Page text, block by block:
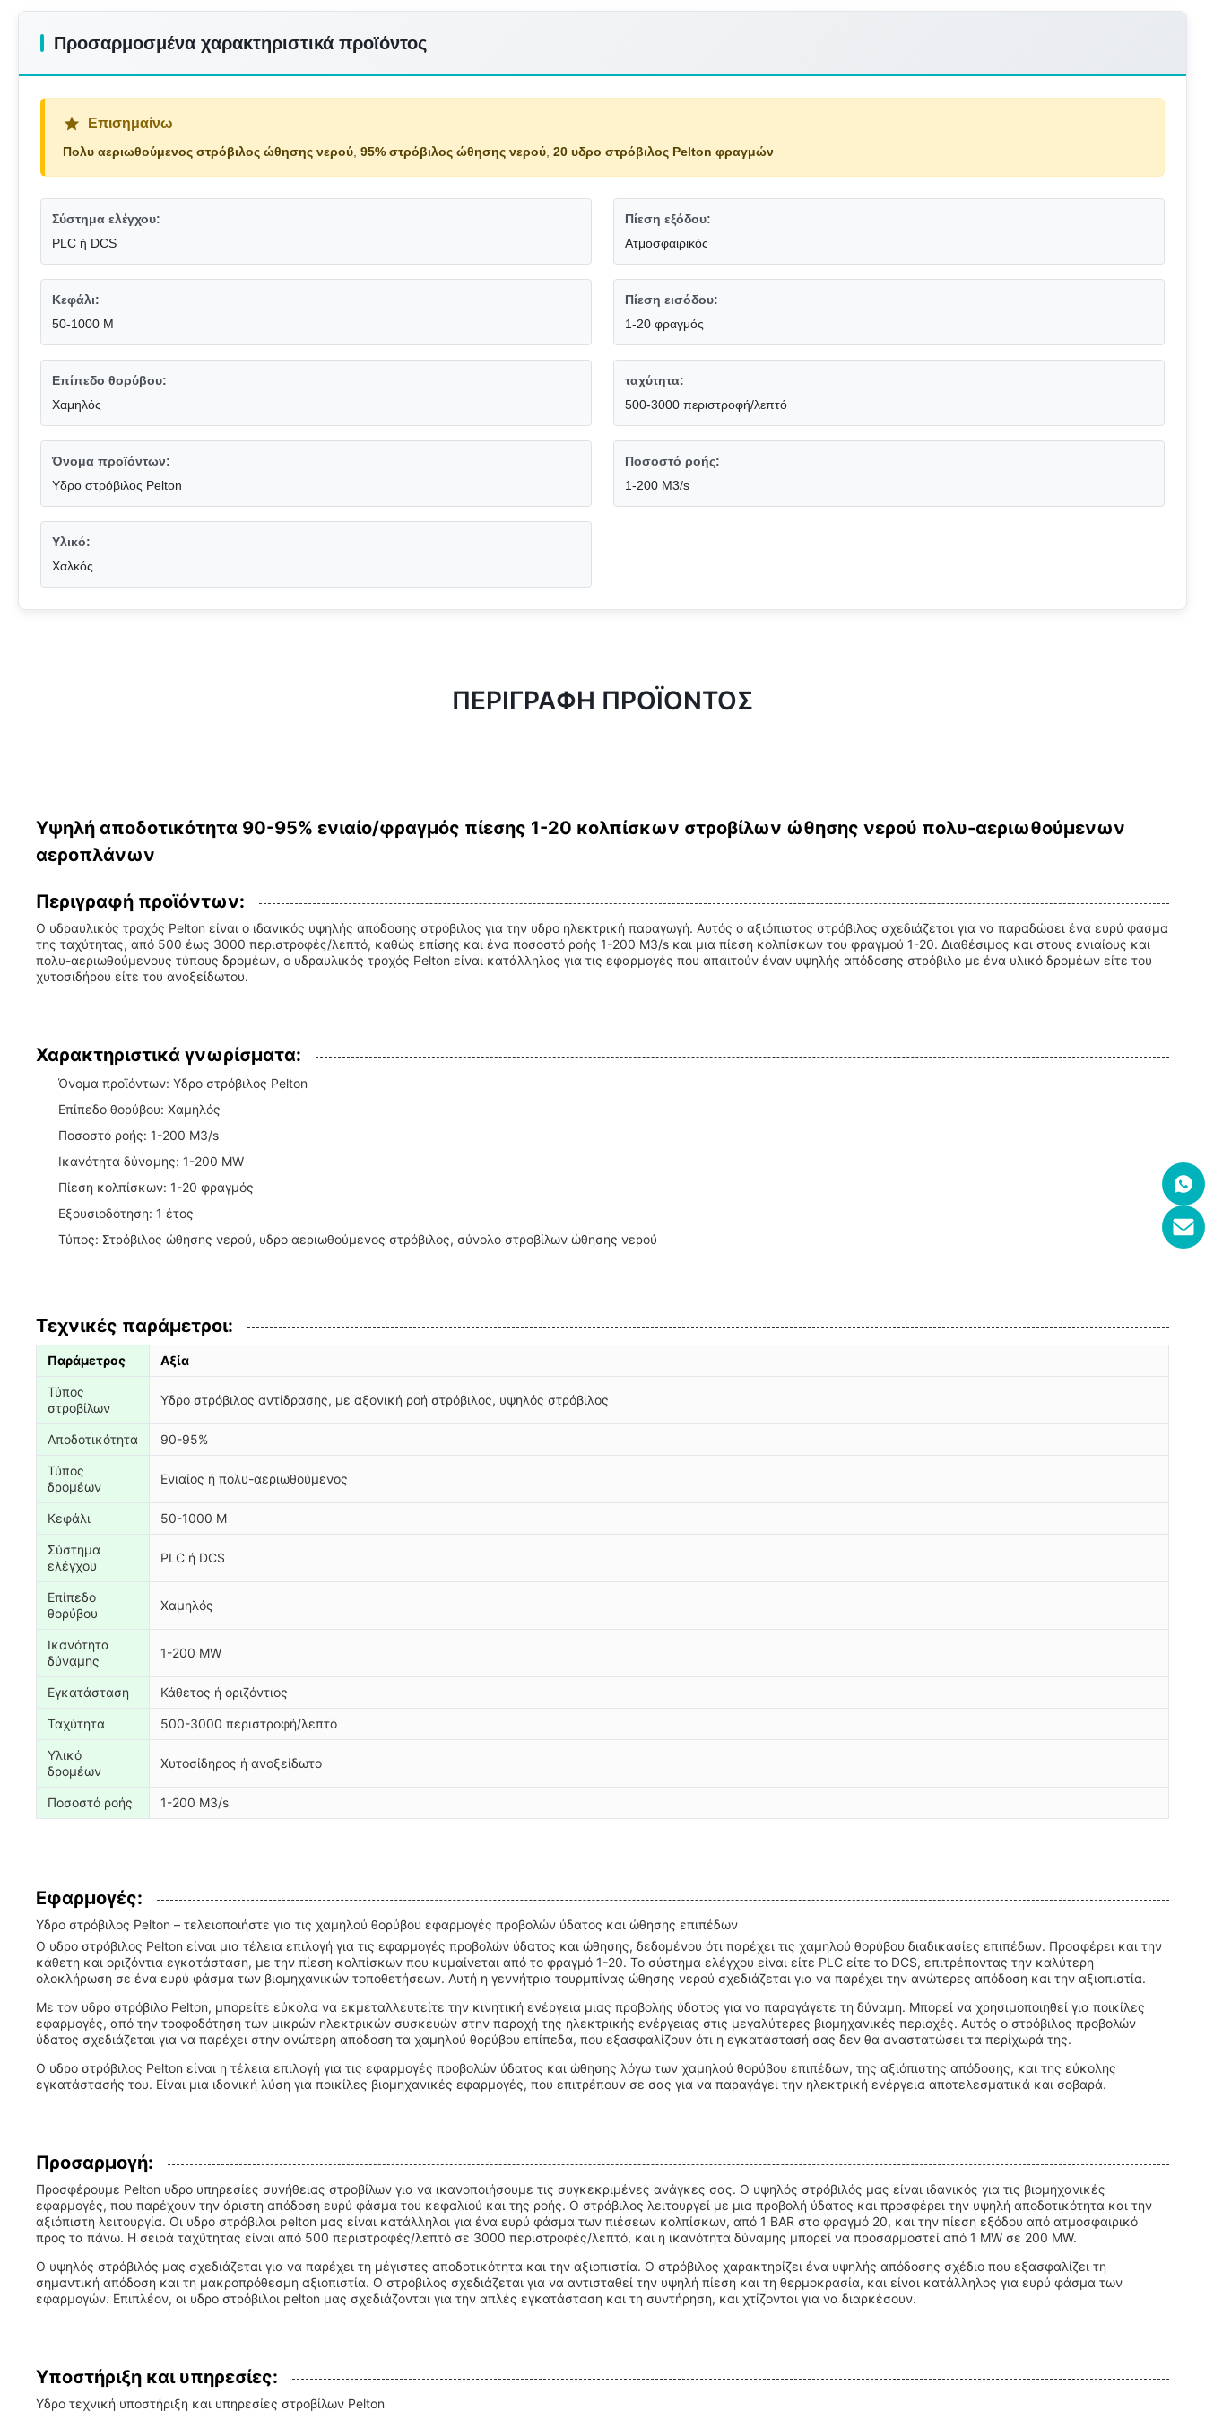
Προσαρμοσμένα χαρακτηριστικά προϊόντος
Επισημαίνω
Πολυ αεριωθούμενος στρόβιλος ώθησης νερού 95% στρόβιλος ώθησης νερού 20 υδρο στρόβιλος Pelton φραγμών
Σύστημα ελέγχου:
PLC ή DCS
Πίεση εξόδου:
Ατμοσφαιρικός
Κεφάλι:
50-1000 Μ
Πίεση εισόδου:
1-20 φραγμός
Επίπεδο θορύβου:
Χαμηλός
ταχύτητα:
500-3000 περιστροφή/λεπτό
Όνομα προϊόντων:
Υδρο στρόβιλος Pelton
Ποσοστό ροής:
1-200 M3/s
Υλικό:
Χαλκός
ΠΕΡΙΓΡΑΦΉ ΠΡΟΪΌΝΤΟΣ
Υψηλή αποδοτικότητα 90-95% ενιαίο/φραγμός πίεσης 1-20 κολπίσκων στροβίλων ώθησης νερού πολυ-αεριωθούμενων
αεροπλάνων
Περιγραφή προϊόντων:
Ο υδραυλικός τροχός Pelton είναι ο ιδανικός υψηλής απόδοσης στρόβιλος για την υδρο ηλεκτρική παραγωγή. Αυτός ο αξιόπιστος στρόβιλος σχεδιάζεται για να παραδώσει ένα ευρύ φάσμα
της ταχύτητας, από 500 έως 3000 περιστροφές/λεπτό, καθώς επίσης και ένα ποσοστό ροής 1-200 M3/s και μια πίεση κολπίσκων του φραγμού 1-20. Διαθέσιμος και στους ενιαίους και
πολυ-αεριωθούμενους τύπους δρομέων, ο υδραυλικός τροχός Pelton είναι κατάλληλος για τις εφαρμογές που απαιτούν έναν υψηλής απόδοσης στρόβιλο με ένα υλικό δρομέων είτε του
χυτοσιδήρου είτε του ανοξείδωτου.
Χαρακτηριστικά γνωρίσματα:
Όνομα προϊόντων: Υδρο στρόβιλος Pelton
Επίπεδο θορύβου: Χαμηλός
Ποσοστό ροής: 1-200 M3/s
Ικανότητα δύναμης: 1-200 MW
Πίεση κολπίσκων: 1-20 φραγμός
Εξουσιοδότηση: 1 έτος
Τύπος: Στρόβιλος ώθησης νερού, υδρο αεριωθούμενος στρόβιλος, σύνολο στροβίλων ώθησης νερού
Τεχνικές παράμετροι:
Παράμετρος Αξία
Τύπος
στροβίλων
Υδρο στρόβιλος αντίδρασης, με αξονική ροή στρόβιλος, υψηλός στρόβιλος
Αποδοτικότητα 90-95%
Τύπος
δρομέων
Ενιαίος ή πολυ-αεριωθούμενος
Κεφάλι 50-1000 Μ
Σύστημα
ελέγχου
PLC ή DCS
Επίπεδο
θορύβου
Χαμηλός
Ικανότητα
δύναμης
1-200 MW
Εγκατάσταση Κάθετος ή οριζόντιος
Ταχύτητα 500-3000 περιστροφή/λεπτό
Υλικό
δρομέων
Χυτοσίδηρος ή ανοξείδωτο
Ποσοστό ροής 1-200 M3/s
Εφαρμογές:
Υδρο στρόβιλος Pelton – τελειοποιήστε για τις χαμηλού θορύβου εφαρμογές προβολών ύδατος και ώθησης επιπέδων
Ο υδρο στρόβιλος Pelton είναι μια τέλεια επιλογή για τις εφαρμογές προβολών ύδατος και ώθησης, δεδομένου ότι παρέχει τις χαμηλού θορύβου διαδικασίες επιπέδων. Προσφέρει και την
κάθετη και οριζόντια εγκατάσταση, με την πίεση κολπίσκων που κυμαίνεται από το φραγμό 1-20. Το σύστημα ελέγχου είναι είτε PLC είτε το DCS, επιτρέποντας την καλύτερη
ολοκλήρωση σε ένα ευρύ φάσμα των βιομηχανικών τοποθετήσεων. Αυτή η γεννήτρια τουρμπίνας ώθησης νερού σχεδιάζεται για να παρέχει την ανώτερες απόδοση και την αξιοπιστία.
Με τον υδρο στρόβιλο Pelton, μπορείτε εύκολα να εκμεταλλευτείτε την κινητική ενέργεια μιας προβολής ύδατος για να παραγάγετε τη δύναμη. Μπορεί να χρησιμοποιηθεί για ποικίλες
εφαρμογές, από την τροφοδότηση των μικρών ηλεκτρικών συσκευών στην παροχή της ηλεκτρικής ενέργειας στις μεγαλύτερες βιομηχανικές περιοχές. Αυτός ο στρόβιλος προβολών
ύδατος σχεδιάζεται για να παρέχει στην ανώτερη απόδοση τα χαμηλού θορύβου επίπεδα, που εξασφαλίζουν ότι η εγκατάστασή σας δεν θα αναστατώσει τα περίχωρά της.
Ο υδρο στρόβιλος Pelton είναι η τέλεια επιλογή για τις εφαρμογές προβολών ύδατος και ώθησης λόγω των χαμηλού θορύβου επιπέδων, της αξιόπιστης απόδοσης, και της εύκολης
εγκατάστασής του. Είναι μια ιδανική λύση για ποικίλες βιομηχανικές εφαρμογές, που επιτρέπουν σε σας για να παραγάγει την ηλεκτρική ενέργεια αποτελεσματικά και σοβαρά.
Προσαρμογή:
Προσφέρουμε Pelton υδρο υπηρεσίες συνήθειας στροβίλων για να ικανοποιήσουμε τις συγκεκριμένες ανάγκες σας. Ο υψηλός στρόβιλός μας είναι ιδανικός για τις βιομηχανικές
εφαρμογές, που παρέχουν την άριστη απόδοση ευρύ φάσμα του κεφαλιού και της ροής. Ο στρόβιλος λειτουργεί με μια προβολή ύδατος και προσφέρει την υψηλή αποδοτικότητα και την
αξιόπιστη λειτουργία. Οι υδρο στρόβιλοι pelton μας είναι κατάλληλοι για ένα ευρύ φάσμα των πιέσεων κολπίσκων, από 1 BAR στο φραγμό 20, και την πίεση εξόδου από ατμοσφαιρικό
προς τα πάνω. Η σειρά ταχύτητας είναι από 500 περιστροφές/λεπτό σε 3000 περιστροφές/λεπτό, και η ικανότητα δύναμης μπορεί να προσαρμοστεί από 1 MW σε 200 MW.
Ο υψηλός στρόβιλός μας σχεδιάζεται για να παρέχει τη μέγιστες αποδοτικότητα και την αξιοπιστία. Ο στρόβιλος χαρακτηρίζει ένα υψηλής απόδοσης σχέδιο που εξασφαλίζει τη
σημαντική απόδοση και τη μακροπρόθεσμη αξιοπιστία. Ο στρόβιλος σχεδιάζεται για να αντισταθεί την υψηλή πίεση και τη θερμοκρασία, και είναι κατάλληλος για ευρύ φάσμα των
εφαρμογών. Επιπλέον, οι υδρο στρόβιλοι pelton μας σχεδιάζονται για την απλές εγκατάσταση και τη συντήρηση, και χτίζονται για να διαρκέσουν.
Υποστήριξη και υπηρεσίες:
Υδρο τεχνική υποστήριξη και υπηρεσίες στροβίλων Pelton